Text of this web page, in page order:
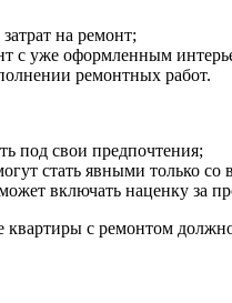
на ремонт;
с уже оформленным
ремонтных работ.
под свои предпочтения;
стать явными только со
включать наценку за
с ремонтом